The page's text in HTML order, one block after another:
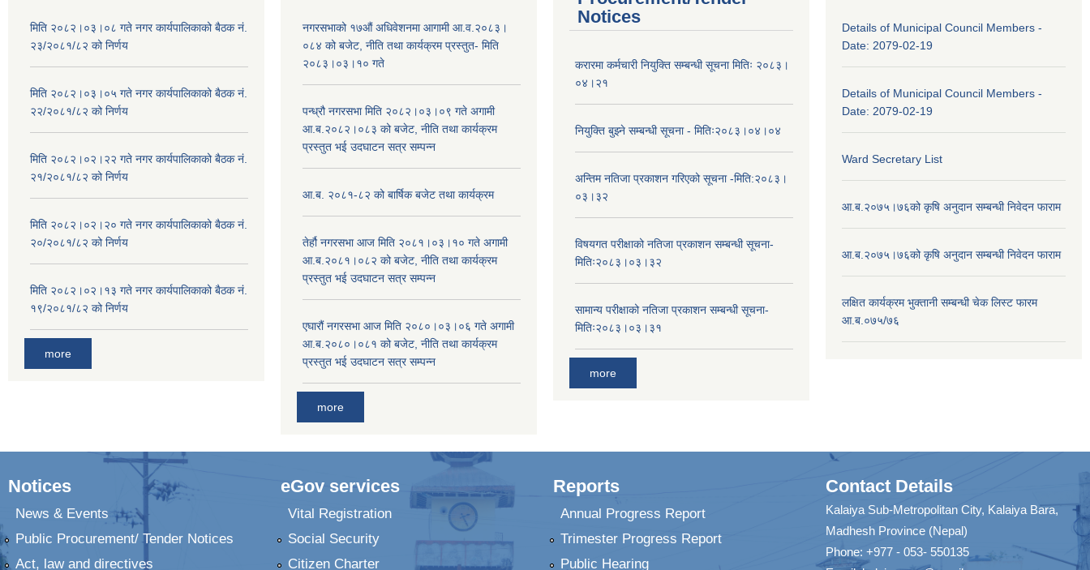
मिति २०८२।०३।०८ गते नगर कार्यपालिकाको बैठक नं.
२३/२०८१/८२ को निर्णय
मिति २०८२।०३।०५ गते नगर कार्यपालिकाको बैठक नं.
२२/२०८१/८२ को निर्णय
मिति २०८२।०२।२२ गते नगर कार्यपालिकाको बैठक नं.
२१/२०८१/८२ को निर्णय
मिति २०८२।०२।२० गते नगर कार्यपालिकाको बैठक नं.
२०/२०८१/८२ को निर्णय
मिति २०८२।०२।१३ गते नगर कार्यपालिकाको बैठक नं.
१९/२०८१/८२ को निर्णय
more
नगरसभाको १७औं अधिवेशनमा आगामी आ.व.२०८३।
०८४ को बजेट, नीति तथा कार्यक्रम प्रस्तुत- मिति
२०८३।०३।१० गते
पन्ध्रौ नगरसभा मिति २०८२।०३।०९ गते अगामी
आ.ब.२०८२।०८३ को बजेट, नीति तथा कार्यक्रम
प्रस्तुत भई उदघाटन सत्र सम्पन्न
आ.ब. २०८१-८२ को बार्षिक बजेट तथा कार्यक्रम
तेर्हौ नगरसभा आज मिति २०८१।०३।१० गते अगामी
आ.ब.२०८१।०८२ को बजेट, नीति तथा कार्यक्रम
प्रस्तुत भई उदघाटन सत्र सम्पन्न
एघारौं नगरसभा आज मिति २०८०।०३।०६ गते अगामी
आ.ब.२०८०।०८१ को बजेट, नीति तथा कार्यक्रम
प्रस्तुत भई उदघाटन सत्र सम्पन्न
more
Notices
करारमा कर्मचारी नियुक्ति सम्बन्धी सूचना मितिः २०८३।
०४।२१
नियुक्ति बुझ्ने सम्बन्धी सूचना - मितिः२०८३।०४।०४
अन्तिम नतिजा प्रकाशन गरिएको सूचना -मिति:२०८३।
०३।३२
विषयगत परीक्षाको नतिजा प्रकाशन सम्बन्धी सूचना-
मितिः२०८३।०३।३२
सामान्य परीक्षाको नतिजा प्रकाशन सम्बन्धी सूचना-
मितिः२०८३।०३।३१
more
Details of Municipal Council Members -
Date: 2079-02-19
Details of Municipal Council Members -
Date: 2079-02-19
Ward Secretary List
आ.ब.२०७५।७६को कृषि अनुदान सम्बन्धी निवेदन फाराम
आ.ब.२०७५।७६को कृषि अनुदान सम्बन्धी निवेदन फाराम
लक्षित कार्यक्रम भुक्तानी सम्बन्धी चेक लिस्ट फारम
आ.ब.०७५/७६
Notices
News & Events
Public Procurement/ Tender Notices
Act, law and directives
eGov services
Vital Registration
Social Security
Citizen Charter
Reports
Annual Progress Report
Trimester Progress Report
Public Hearing
Contact Details
Kalaiya Sub-Metropolitan City, Kalaiya Bara,
Madhesh Province (Nepal)
Phone: +977 - 053- 550135